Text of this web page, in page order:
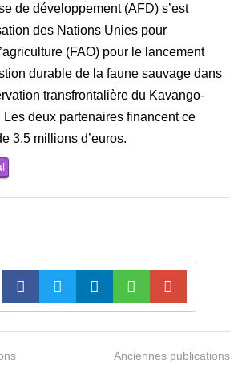
de développement (AFD) s’est
des Nations Unies pour
(FAO) pour le lancement
durable de la faune sauvage dans
transfrontalière du Kavango-
deux partenaires financent ce
3,5 millions d’euros.
Anciennes publications